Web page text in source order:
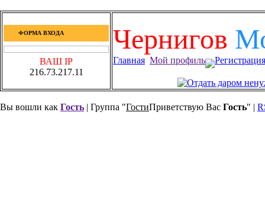
ФОРМА ВХОДА
ВАШ IP
216.73.217.11
Чернигов
Главная Мой профиль Регистрация
Вы вошли как Гость | Группа "ГостиПриветствую Вас Гость" |